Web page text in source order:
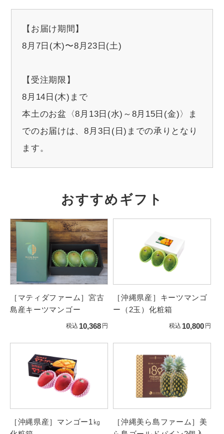
【お届け期間】
8月7日(木)〜8月23日(土)
【受注期限】
8月14日(木)まで
本土のお盆〈8月13日(水)～8月15日(金)〉ま
でのお届けは、8月3日(日)までの承りとなり
ます。
おすすめギフト
［マティダファーム］宮古
島産キーツマンゴー
税込 10,368 円
［沖縄県産］キーツマンゴ
ー（2玉）化粧箱
税込 10,800 円
［沖縄県産］マンゴー1㎏
［沖縄美ら島ファーム］美